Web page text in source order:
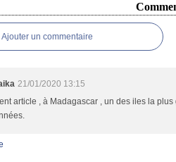
Ajouter un commentaire
21/01/2020 13:15
article , à Madagascar , un des iles la